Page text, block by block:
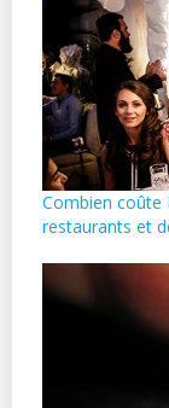
Combien coûte
restaurants et